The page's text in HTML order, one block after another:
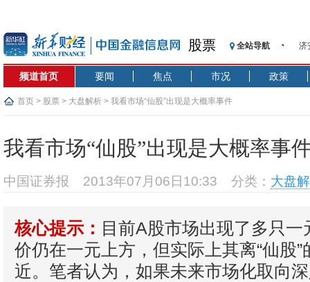
股票 全站导航
【
在
基
频道首页 要闻 焦点 市况 政策
首页 > 股票 > 大盘解析 > 我看市场“仙股”出现是大概率事件
我看市场“仙股”出现是大概率事
中国证券报 2013年07月06日10:33 分类： 大盘
核心提示： 目前A股市场出现了多只
价仍在一元上方，但实际上其离“仙股
近。笔者认为，如果未来市场化取向